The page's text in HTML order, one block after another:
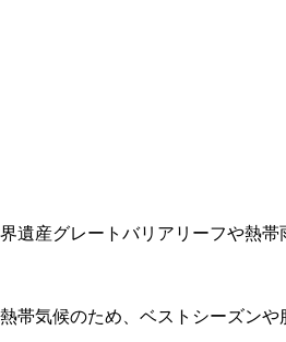
遺産グレートバリアリーフや熱帯
帯気候のため、ベストシーズンや